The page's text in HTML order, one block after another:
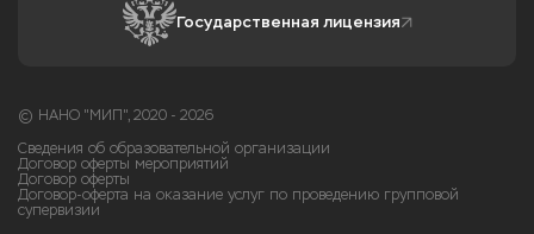
Государственная лицензия
© НАНО "МИП", 2020 - 2026
Сведения об образовательной организации
Договор оферты мероприятий
Договор оферты
Договор-оферта на оказание услуг по проведению групповой
супервизии